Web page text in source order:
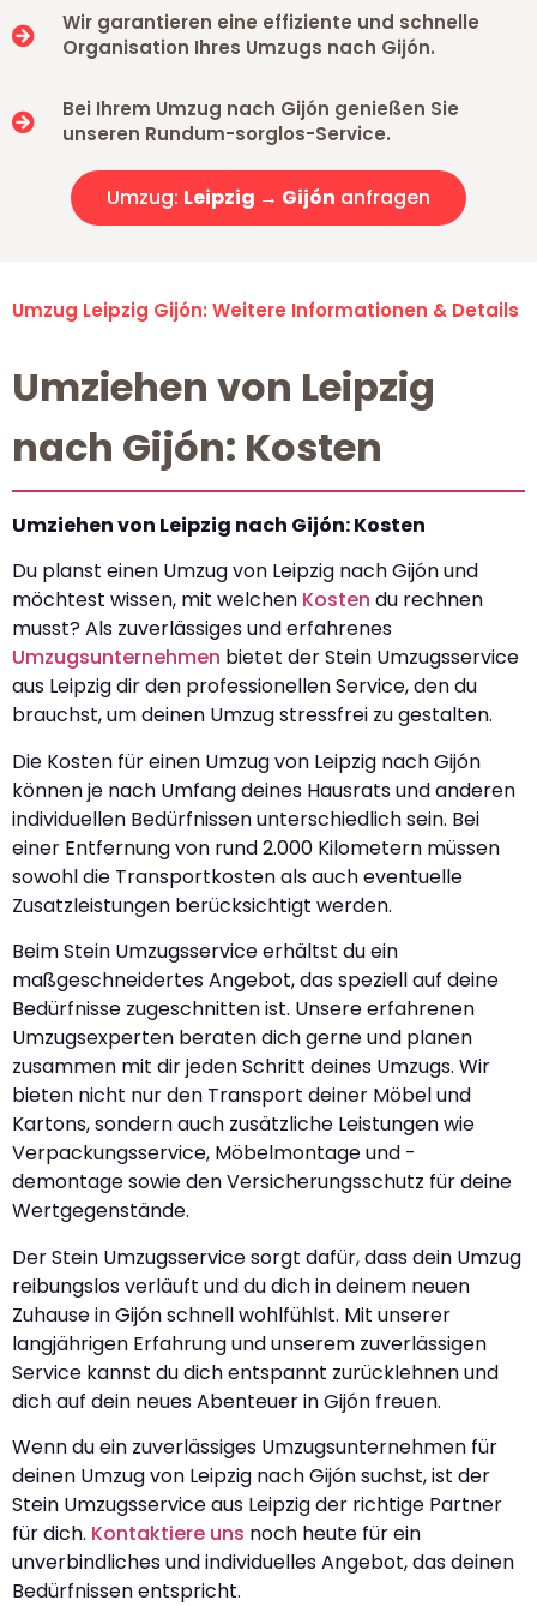
Wir garantieren eine effiziente und schnelle
Organisation Ihres Umzugs nach Gijón.
Bei Ihrem Umzug nach Gijón genießen Sie
unseren Rundum-sorglos-Service.
Umzug: Leipzig → Gijón anfragen
Umzug Leipzig Gijón: Weitere Informationen & Details
Umziehen von Leipzig
nach Gijón: Kosten
Umziehen von Leipzig nach Gijón: Kosten
Du planst einen Umzug von Leipzig nach Gijón und
möchtest wissen, mit welchen Kosten du rechnen
musst? Als zuverlässiges und erfahrenes
Umzugsunternehmen bietet der Stein Umzugsservice
aus Leipzig dir den professionellen Service, den du
brauchst, um deinen Umzug stressfrei zu gestalten.
Die Kosten für einen Umzug von Leipzig nach Gijón
können je nach Umfang deines Hausrats und anderen
individuellen Bedürfnissen unterschiedlich sein. Bei
einer Entfernung von rund 2.000 Kilometern müssen
sowohl die Transportkosten als auch eventuelle
Zusatzleistungen berücksichtigt werden.
Beim Stein Umzugsservice erhältst du ein
maßgeschneidertes Angebot, das speziell auf deine
Bedürfnisse zugeschnitten ist. Unsere erfahrenen
Umzugsexperten beraten dich gerne und planen
zusammen mit dir jeden Schritt deines Umzugs. Wir
bieten nicht nur den Transport deiner Möbel und
Kartons, sondern auch zusätzliche Leistungen wie
Verpackungsservice, Möbelmontage und -
demontage sowie den Versicherungsschutz für deine
Wertgegenstände.
Der Stein Umzugsservice sorgt dafür, dass dein Umzug
reibungslos verläuft und du dich in deinem neuen
Zuhause in Gijón schnell wohlfühlst. Mit unserer
langjährigen Erfahrung und unserem zuverlässigen
Service kannst du dich entspannt zurücklehnen und
dich auf dein neues Abenteuer in Gijón freuen.
Wenn du ein zuverlässiges Umzugsunternehmen für
deinen Umzug von Leipzig nach Gijón suchst, ist der
Stein Umzugsservice aus Leipzig der richtige Partner
für dich. Kontaktiere uns noch heute für ein
unverbindliches und individuelles Angebot, das deinen
Bedürfnissen entspricht.